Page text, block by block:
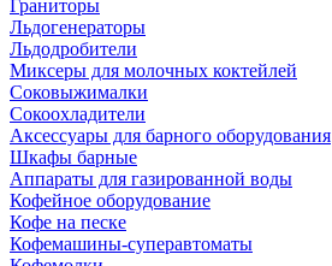
Граниторы
Льдогенераторы
Льдодробители
Миксеры для молочных коктейлей
Соковыжималки
Сокоохладители
Аксессуары для барного оборудования
Шкафы барные
Аппараты для газированной воды
Кофейное оборудование
Кофе на песке
Кофемашины-суперавтоматы